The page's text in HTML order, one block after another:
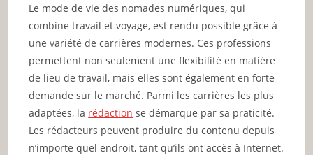
Le mode de vie des nomades numériques, qui
combine travail et voyage, est rendu possible grâce à
une variété de carrières modernes. Ces professions
permettent non seulement une flexibilité en matière
de lieu de travail, mais elles sont également en forte
demande sur le marché. Parmi les carrières les plus
adaptées, la rédaction se démarque par sa praticité.
Les rédacteurs peuvent produire du contenu depuis
n’importe quel endroit, tant qu’ils ont accès à Internet.